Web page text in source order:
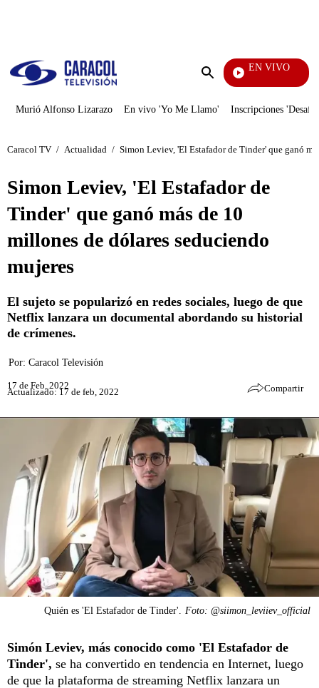
Enviar
EN VIVO
Día
Murió Alfonso Lizarazo En vivo 'Yo Me Llamo' Inscripciones
Caracol TV / Actualidad / Simon Leviev, 'El Estafador de Tinder' que ganó
Simon Leviev, 'El Estafador de
Tinder' que ganó más de 10
millones de dólares seduciendo
mujeres
El sujeto se popularizó en redes sociales, luego de que
Netflix lanzara un documental abordando su historial
de crímenes.
Por: Caracol Televisión
17 de Feb, 2022
Actualizado: 17 de feb, 2022 Compartir
Quién es 'El Estafador de Tinder'. Foto: @siimon_leviiev_official
Simón Leviev, más conocido como 'El Estafador de
Tinder', se ha convertido en tendencia en Internet, luego
de que la plataforma de streaming Netflix lanzara un